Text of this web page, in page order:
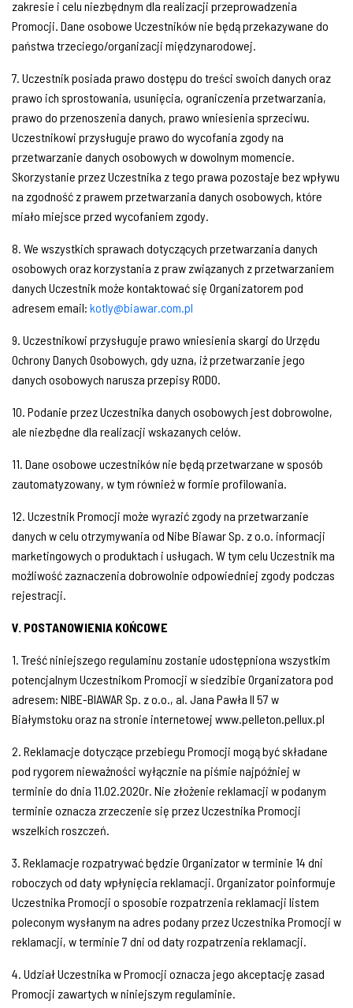
zakresie i celu niezbędnym dla realizacji przeprowadzenia
Promocji. Dane osobowe Uczestników nie będą przekazywane do
państwa trzeciego/organizacji międzynarodowej.
7. Uczestnik posiada prawo dostępu do treści swoich danych oraz
prawo ich sprostowania, usunięcia, ograniczenia przetwarzania,
prawo do przenoszenia danych, prawo wniesienia sprzeciwu.
Uczestnikowi przysługuje prawo do wycofania zgody na
przetwarzanie danych osobowych w dowolnym momencie.
Skorzystanie przez Uczestnika z tego prawa pozostaje bez wpływu
na zgodność z prawem przetwarzania danych osobowych, które
miało miejsce przed wycofaniem zgody.
8. We wszystkich sprawach dotyczących przetwarzania danych
osobowych oraz korzystania z praw związanych z przetwarzaniem
danych Uczestnik może kontaktować się Organizatorem pod
adresem email: kotly@biawar.com.pl
9. Uczestnikowi przysługuje prawo wniesienia skargi do Urzędu
Ochrony Danych Osobowych, gdy uzna, iż przetwarzanie jego
danych osobowych narusza przepisy RODO.
10. Podanie przez Uczestnika danych osobowych jest dobrowolne,
ale niezbędne dla realizacji wskazanych celów.
11. Dane osobowe uczestników nie będą przetwarzane w sposób
zautomatyzowany, w tym również w formie profilowania.
12. Uczestnik Promocji może wyrazić zgody na przetwarzanie
danych w celu otrzymywania od Nibe Biawar Sp. z o.o. informacji
marketingowych o produktach i usługach. W tym celu Uczestnik ma
możliwość zaznaczenia dobrowolnie odpowiedniej zgody podczas
rejestracji.
V. POSTANOWIENIA KOŃCOWE
1. Treść niniejszego regulaminu zostanie udostępniona wszystkim
potencjalnym Uczestnikom Promocji w siedzibie Organizatora pod
adresem: NIBE-BIAWAR Sp. z o.o., al. Jana Pawła II 57 w
Białymstoku oraz na stronie internetowej www.pelleton.pellux.pl
2. Reklamacje dotyczące przebiegu Promocji mogą być składane
pod rygorem nieważności wyłącznie na piśmie najpóźniej w
terminie do dnia 11.02.2020r. Nie złożenie reklamacji w podanym
terminie oznacza zrzeczenie się przez Uczestnika Promocji
wszelkich roszczeń.
3. Reklamacje rozpatrywać będzie Organizator w terminie 14 dni
roboczych od daty wpłynięcia reklamacji. Organizator poinformuje
Uczestnika Promocji o sposobie rozpatrzenia reklamacji listem
poleconym wysłanym na adres podany przez Uczestnika Promocji w
reklamacji, w terminie 7 dni od daty rozpatrzenia reklamacji.
4. Udział Uczestnika w Promocji oznacza jego akceptację zasad
Promocji zawartych w niniejszym regulaminie.